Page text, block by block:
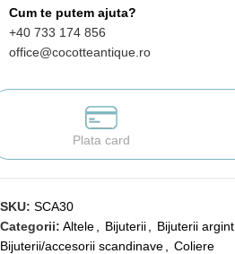
Cum te putem ajuta?
+40 733 174 856
office@cocotteantique.ro
Plata card
SKU: SCA30
Categorii: Altele Bijuterii Bijuterii argint
Bijuterii/accesorii scandinave
Coliere